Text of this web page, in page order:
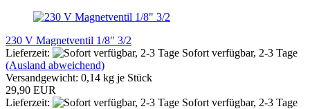
230 V Magnetventil 1/8" 3/2
Lieferzeit:
Sofort verfügbar, 2-3 Tage
(Ausland abweichend)
Versandgewicht: 0,14 kg je Stück
29,90 EUR
Lieferzeit:
Sofort verfügbar, 2-3 Tage